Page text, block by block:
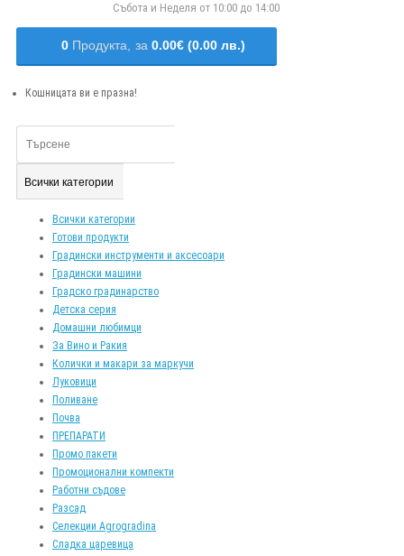
Събота и Неделя от 10:00 до 14:00
0 Продукта, за 0.00€ (0.00 лв.)
Кошницата ви е празна!
Всички категории
Всички категории
Готови продукти
Градински инструменти и аксесоари
Градински машини
Градско градинарство
Детска серия
Домашни любимци
За Вино и Ракия
Колички и макари за маркучи
Луковици
Поливане
Почва
ПРЕПАРАТИ
Промо пакети
Промоционални компекти
Работни съдове
Разсад
Селекции Agrogradina
Сладка царевица